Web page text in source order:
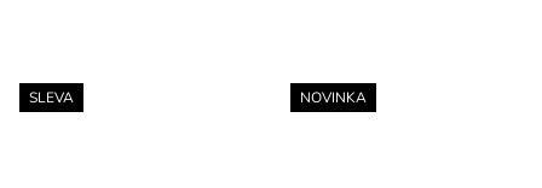
SLEVA NOVINKA